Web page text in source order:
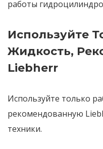
работы
Используйте
Жидкость,
Liebherr
Используйте только
рекомендованную
техники.